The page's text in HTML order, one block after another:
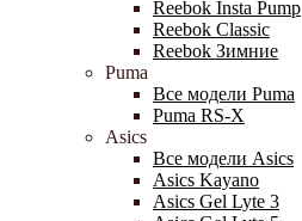
Reebok Insta Pump
Reebok Classic
Reebok Зимние
Puma
Все модели Puma
Puma RS-X
Asics
Все модели Asics
Asics Kayano
Asics Gel Lyte 3